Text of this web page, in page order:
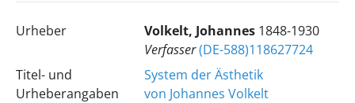
Urheber Volkelt, Johannes 1848-1930
Verfasser(DE-588)118627724
Titel- und
Urheberangaben
System der Ästhetik
von Johannes Volkelt